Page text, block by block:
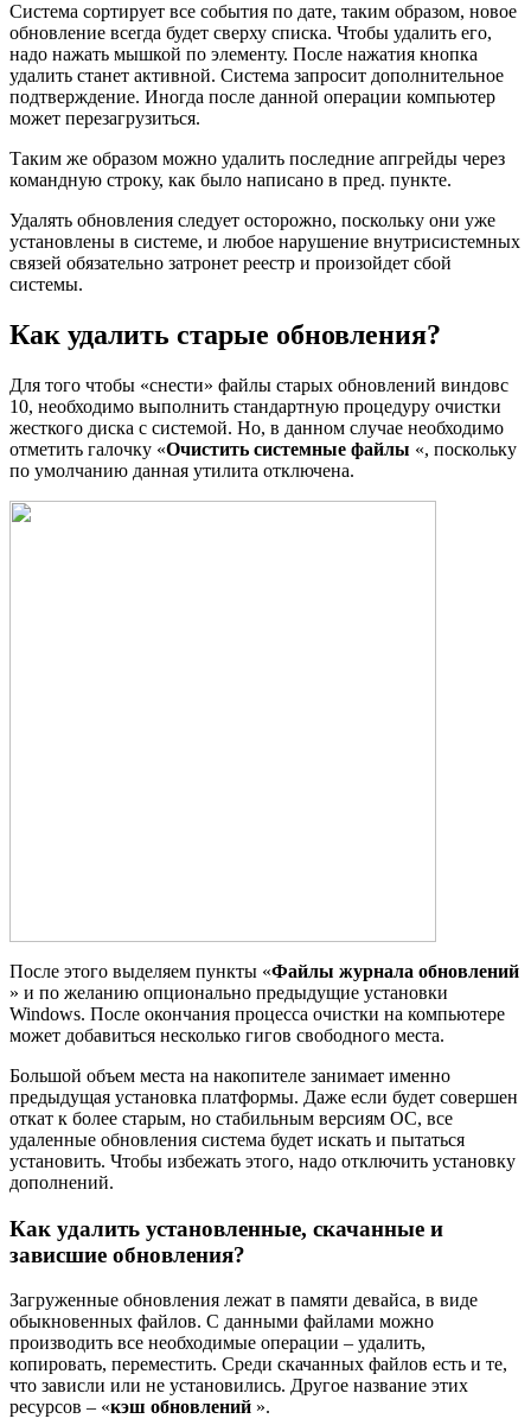
Система сортирует все события по дате, таким образом, новое
обновление всегда будет сверху списка. Чтобы удалить его,
надо нажать мышкой по элементу. После нажатия кнопка
удалить станет активной. Система запросит дополнительное
подтверждение. Иногда после данной операции компьютер
может перезагрузиться.
Таким же образом можно удалить последние апгрейды через
командную строку, как было написано в пред. пункте.
Удалять обновления следует осторожно, поскольку они уже
установлены в системе, и любое нарушение внутрисистемных
связей обязательно затронет реестр и произойдет сбой
системы.
Как удалить старые обновления?
Для того чтобы «снести» файлы старых обновлений виндовс
10, необходимо выполнить стандартную процедуру очистки
жесткого диска с системой. Но, в данном случае необходимо
отметить галочку «Очистить системные файлы «, поскольку
по умолчанию данная утилита отключена.
После этого выделяем пункты «Файлы журнала обновлений
» и по желанию опционально предыдущие установки
Windows. После окончания процесса очистки на компьютере
может добавиться несколько гигов свободного места.
Большой объем места на накопителе занимает именно
предыдущая установка платформы. Даже если будет совершен
откат к более старым, но стабильным версиям ОС, все
удаленные обновления система будет искать и пытаться
установить. Чтобы избежать этого, надо отключить установку
дополнений.
Как удалить установленные, скачанные и
зависшие обновления?
Загруженные обновления лежат в памяти девайса, в виде
обыкновенных файлов. С данными файлами можно
производить все необходимые операции – удалить,
копировать, переместить. Среди скачанных файлов есть и те,
что зависли или не установились. Другое название этих
ресурсов – «кэш обновлений ».